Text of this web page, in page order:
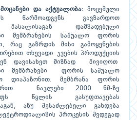
და აქტუალობა: მოცემული
წარმოადგენს გავზარდოთ
დამზადებული
მემბრანების საშუალო ფორის
რაც გაზრდის მისი გამოყენების
თხევადი კვების პროდუქციის
დავისახეთ მიზნად მივიღოთ
მემბრანები ფორის საშუალო
დიაპაზონით. მემბრანა ფორის
ნაკლები 2000 ნმ-ზე
წყლის გასუფთავებას
ანუ შესაძლებელი გახდება
პროცესის შედეგად